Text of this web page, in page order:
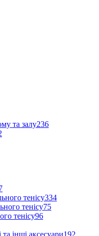
та залу236
тенісу334
тенісу75
тенісу96
інші аксесуари192